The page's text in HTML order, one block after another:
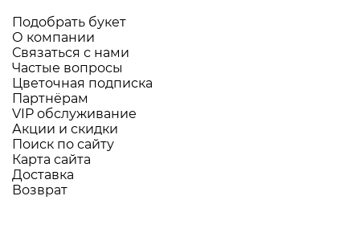
Подобрать букет
О компании
Связаться с нами
Частые вопросы
Цветочная подписка
Партнёрам
VIP обслуживание
Акции и скидки
Поиск по сайту
Карта сайта
Доставка
Возврат